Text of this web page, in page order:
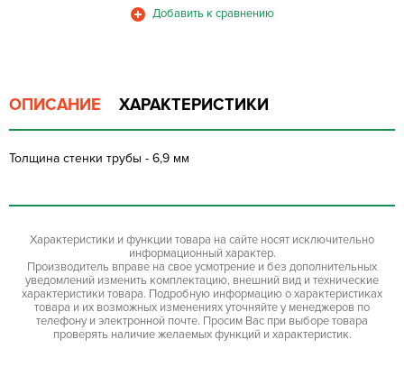
ОПИСАНИЕ ХАРАКТЕРИСТИКИ
Толщина стенки трубы - 6,9 мм
Характеристики и функции товара на сайте носят исключительно
информационный характер.
Производитель вправе на свое усмотрение и без дополнительных
уведомлений изменить комплектацию, внешний вид и технические
характеристики товара. Подробную информацию о характеристиках
товара и их возможных изменениях уточняйте у менеджеров по
телефону и электронной почте. Просим Вас при выборе товара
проверять наличие желаемых функций и характеристик.